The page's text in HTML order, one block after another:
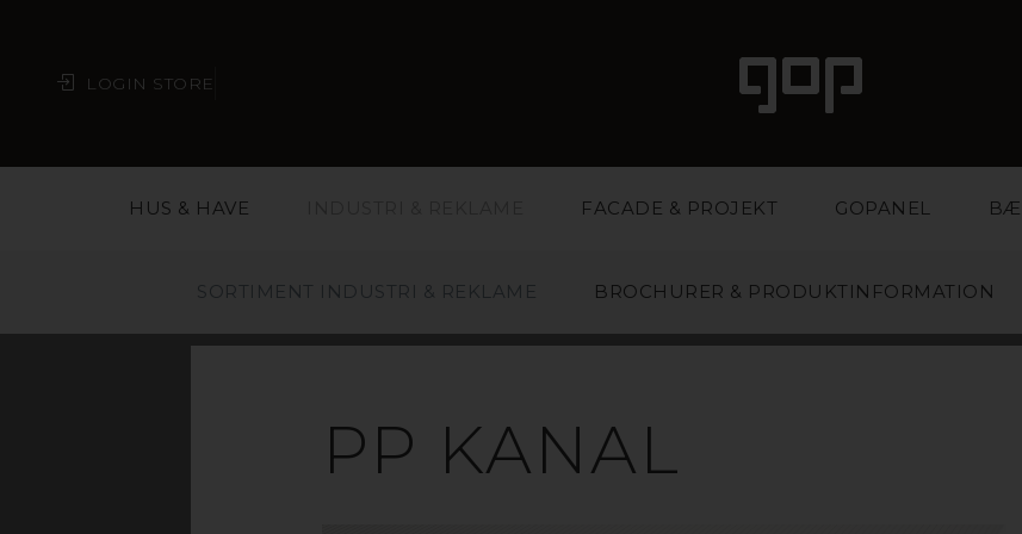
LOGIN STORE
HUS & HAVE FACADE & PROJEKT GOPANEL
SORTIMENT INDUSTRI & REKLAME BROCHURER & PRODUKTINFORMATION
PP KANAL